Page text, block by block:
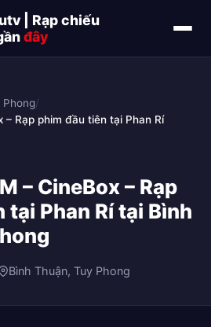
| Rạp chiếu
đây
Phong/
– Rạp phim đầu tiên tại Phan Rí
– CineBox – Rạp
tại Phan Rí tại Bình
Bình Thuận, Tuy Phong